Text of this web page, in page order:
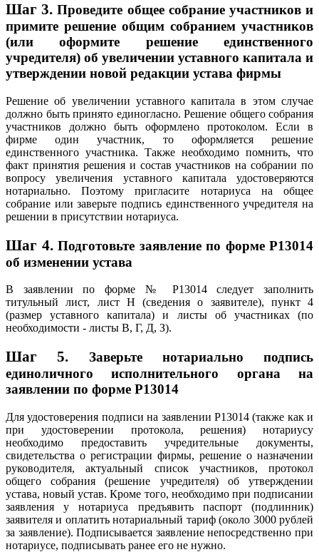
Шаг 3. Проведите общее собрание участников и
примите решение общим собранием участников
(или оформите решение единственного
учредителя) об увеличении уставного капитала и
утверждении новой редакции устава фирмы
Решение об увеличении уставного капитала в этом случае
должно быть принято единогласно. Решение общего собрания
участников должно быть оформлено протоколом. Если в
фирме один участник, то оформляется решение
единственного участника. Также необходимо помнить, что
факт принятия решения и состав участников на собрании по
вопросу увеличения уставного капитала удостоверяются
нотариально. Поэтому пригласите нотариуса на общее
собрание или заверьте подпись единственного учредителя на
решении в присутствии нотариуса.
Шаг 4. Подготовьте заявление по форме Р13014
об изменении устава
В заявлении по форме № Р13014 следует заполнить
титульный лист, лист Н (сведения о заявителе), пункт 4
(размер уставного капитала) и листы об участниках (по
необходимости - листы В, Г, Д, З).
Шаг 5.
Заверьте нотариально подпись
единоличного исполнительного органа на
заявлении по форме Р13014
Для удостоверения подписи на заявлении Р13014 (также как и
при удостоверении протокола, решения) нотариусу
необходимо предоставить учредительные документы,
свидетельства о регистрации фирмы, решение о назначении
руководителя, актуальный список участников, протокол
общего собрания (решение учредителя) об утверждении
устава, новый устав. Кроме того, необходимо при подписании
заявления у нотариуса предъявить паспорт (подлинник)
заявителя и оплатить нотариальный тариф (около 3000 рублей
за заявление). Подписывается заявление непосредственно при
нотариусе, подписывать ранее его не нужно.